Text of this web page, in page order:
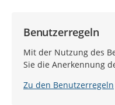
Benutzerregeln
Mit der Nutzung des
Sie die Anerkennung
Zu den Benutzerregeln